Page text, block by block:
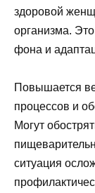
здоровой
организма.
фона и
Повышается
процессов и
Могут
ситуация